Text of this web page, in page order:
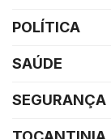
POLÍTICA
SAÚDE
SEGURANÇA